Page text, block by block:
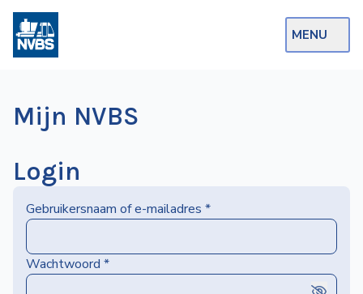
MENU
Op de Rails
NVBS Actueel
Excursies
Actueel
Mijn NVBS
Login
Gebruikersnaam of e-mailadres *
Wachtwoord *